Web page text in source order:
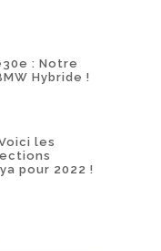
: Notre
Hybride !
les
pour 2022 !